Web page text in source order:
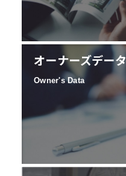
オーナーズデータ
Owner's Data